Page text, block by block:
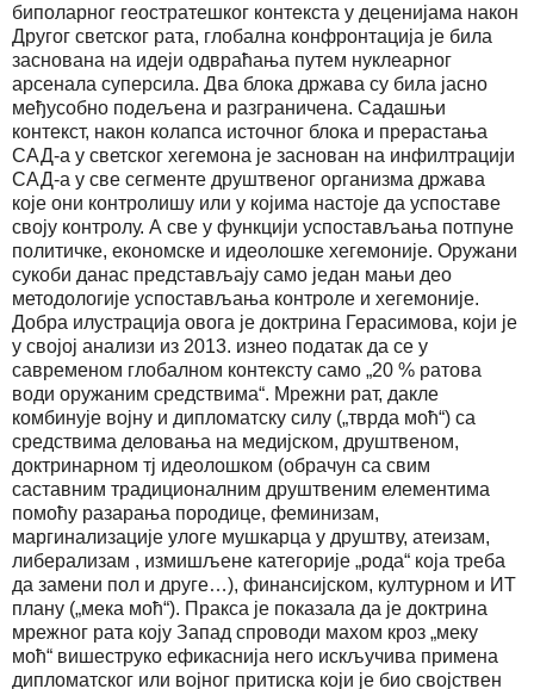
биполарног геостратешког контекста у деценијама након
Другог светског рата, глобална конфронтација је била
заснована на идеји одвраћања путем нуклеарног
арсенала суперсила. Два блока држава су била јасно
међусобно подељена и разграничена. Садашњи
контекст, након колапса источног блока и прерастања
САД-а у светског хегемона је заснован на инфилтрацији
САД-а у све сегменте друштвеног организма држава
које они контролишу или у којима настоје да успоставе
своју контролу. А све у функцији успостављања потпуне
политичке, економске и идеолошке хегемоније. Оружани
сукоби данас представљају само један мањи део
методологије успостављања контроле и хегемоније.
Добра илустрација овога је доктрина Герасимова, који је
у својој анализи из 2013. изнео податак да се у
савременом глобалном контексту само „20 % ратова
води оружаним средствима“. Мрежни рат, дакле
комбинује војну и дипломатску силу („тврда моћ“) са
средствима деловања на медијском, друштвеном,
доктринарном тј идеолошком (обрачун са свим
саставним традиционалним друштвеним елементима
помоћу разарања породице, феминизам,
маргинализације улоге мушкарца у друштву, атеизам,
либерализам , измишљене категорије „рода“ која треба
да замени пол и друге…), финансијском, културном и ИТ
плану („мека моћ“). Пракса је показала да је доктрина
мрежног рата коју Запад спроводи махом кроз „меку
моћ“ вишеструко ефикаснија него искључива примена
дипломатског или војног притиска који је био својствен